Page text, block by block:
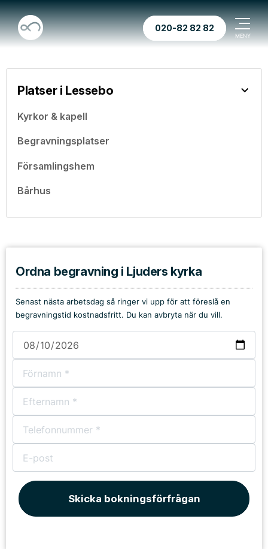
020-82 82 82
Platser i Lessebo
Kyrkor & kapell
Begravningsplatser
Församlingshem
Bårhus
Ordna begravning i Ljuders kyrka
Senast nästa arbetsdag så ringer vi upp för att föreslå en
begravningstid kostnadsfritt. Du kan avbryta när du vill.
Skicka bokningsförfrågan